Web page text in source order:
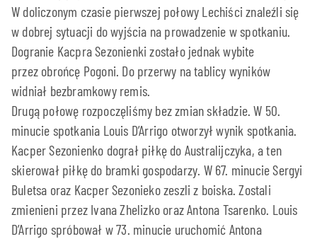
W doliczonym czasie pierwszej połowy Lechiści znaleźli się
w dobrej sytuacji do wyjścia na prowadzenie w spotkaniu.
Dogranie Kacpra Sezonienki zostało jednak wybite
przez obrońcę Pogoni. Do przerwy na tablicy wyników
widniał bezbramkowy remis.
Drugą połowę rozpoczęliśmy bez zmian składzie. W 50.
minucie spotkania Louis D’Arrigo otworzył wynik spotkania.
Kacper Sezonienko dograł piłkę do Australijczyka, a ten
skierował piłkę do bramki gospodarzy. W 67. minucie Sergyi
Buletsa oraz Kacper Sezonieko zeszli z boiska. Zostali
zmienieni przez Ivana Zhelizko oraz Antona Tsarenko. Louis
D’Arrigo spróbował w 73. minucie uruchomić Antona